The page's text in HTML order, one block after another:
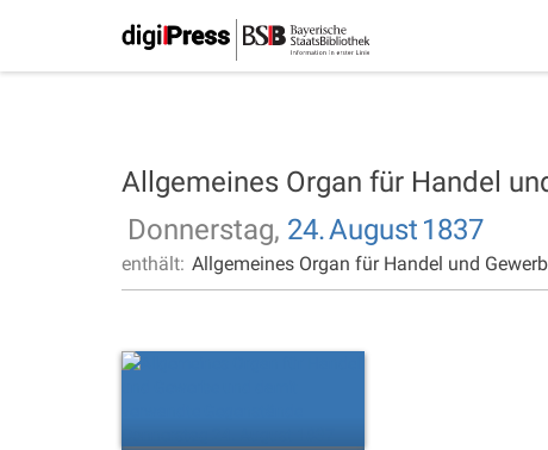
Allgemeines Organ für Handel
Donnerstag, 24.August 1837
enthält: Allgemeines Organ für Handel und